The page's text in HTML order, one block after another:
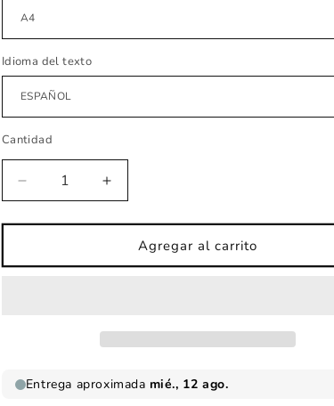
Idioma del texto
Cantidad
Reducir
cantidad
para
infantil
Aumentar
cantidad
para
Lámina
infantil
Agregar al carrito